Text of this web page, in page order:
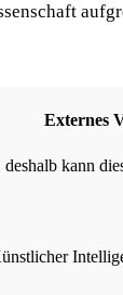
Externes
kann